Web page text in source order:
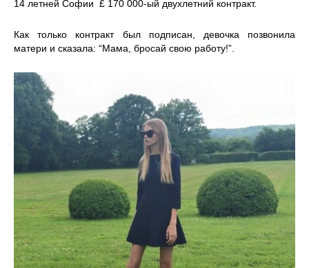
14 летней Софии £ 170 000-ый двухлетний контракт.
Как только контракт был подписан, девочка позвонила
матери и сказала: “Мама, бросай свою работу!”.